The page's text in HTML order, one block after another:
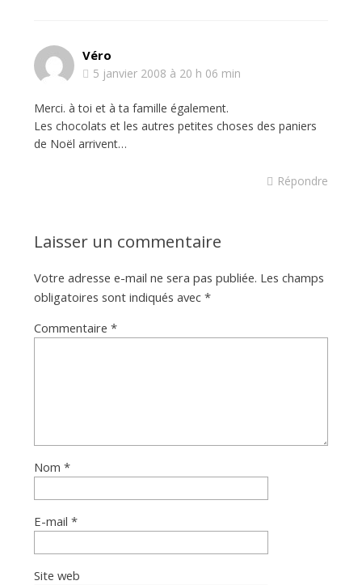
Véro
5 janvier 2008 à 20 h 06 min
Merci. à toi et à ta famille également.
Les chocolats et les autres petites choses des paniers
de Noël arrivent…
Répondre
Laisser un commentaire
Votre adresse e-mail ne sera pas publiée. Les champs
obligatoires sont indiqués avec *
Commentaire *
Nom *
E-mail *
Site web